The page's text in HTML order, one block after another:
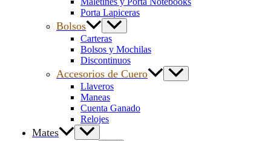
Porta Lapiceras
Bolsos
Carteras
Bolsos y Mochilas
Discontinuos
Accesorios de Cuero
Llaveros
Maneas
Cuenta Ganado
Relojes
Mates